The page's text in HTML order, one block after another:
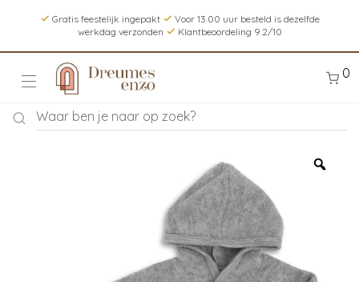
Gratis feestelijk ingepakt
Voor 13.00 uur besteld is dezelfde
werkdag verzonden
Klantbeoordeling 9.2/10
0